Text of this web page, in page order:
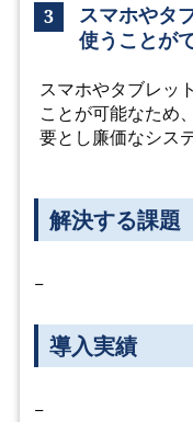
3
スマホやタ
使うことが
スマホやタブレッ
ことが可能なため
要とし廉価なシス
解決する課題
−
導入実績
−